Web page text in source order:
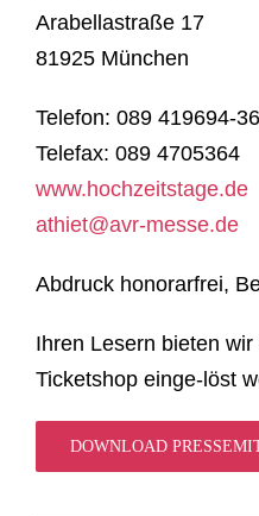
Arabellastraße 17
81925 München
Telefon: 089 419694-36
Telefax: 089 4705364
www.hochzeitstage.de
athiet@avr-messe.de
Abdruck honorarfrei,
Ihren Lesern bieten
Ticketshop einge-löst
DOWNLOAD